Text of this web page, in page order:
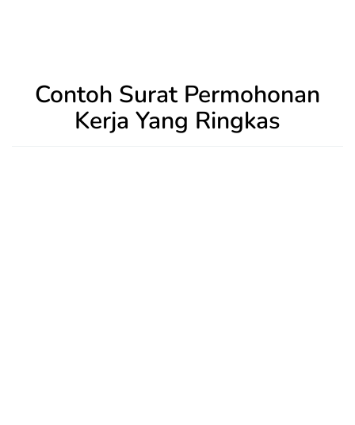
Contoh Surat Permohonan
Kerja Yang Ringkas